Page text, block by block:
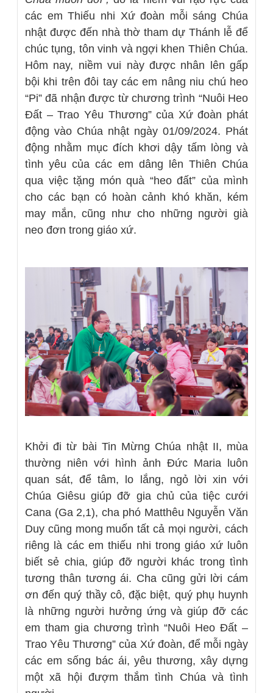
các em Thiếu nhi Xứ đoàn mỗi sáng Chúa
nhật được đến nhà thờ tham dự Thánh lễ để
chúc tụng, tôn vinh và ngợi khen Thiên Chúa.
Hôm nay, niềm vui này được nhân lên gấp
bội khi trên đôi tay các em nâng niu chú heo
“Pi” đã nhận được từ chương trình “Nuôi Heo
Đất – Trao Yêu Thương” của Xứ đoàn phát
động vào Chúa nhật ngày 01/09/2024. Phát
động nhằm mục đích khơi dậy tấm lòng và
tình yêu của các em dâng lên Thiên Chúa
qua việc tặng món quà “heo đất” của mình
cho các bạn có hoàn cảnh khó khăn, kém
may mắn, cũng như cho những người già
neo đơn trong giáo xứ.
Khởi đi từ bài Tin Mừng Chúa nhật II, mùa
thường niên với hình ảnh Đức Maria luôn
quan sát, để tâm, lo lắng, ngỏ lời xin với
Chúa Giêsu giúp đỡ gia chủ của tiệc cưới
Cana (Ga 2,1), cha phó Matthêu Nguyễn Văn
Duy cũng mong muốn tất cả mọi người, cách
riêng là các em thiếu nhi trong giáo xứ luôn
biết sẻ chia, giúp đỡ người khác trong tình
tương thân tương ái. Cha cũng gửi lời cám
ơn đến quý thầy cô, đặc biệt, quý phụ huynh
là những người hưởng ứng và giúp đỡ các
em tham gia chương trình “Nuôi Heo Đất –
Trao Yêu Thương” của Xứ đoàn, để mỗi ngày
các em sống bác ái, yêu thương, xây dựng
một xã hội đượm thắm tình Chúa và tình